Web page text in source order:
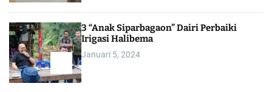
3 “Anak Siparbagaon” Dairi Perbaiki
Irigasi Halibema
Januari 5, 2024